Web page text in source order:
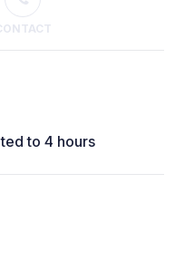
to 4 hours